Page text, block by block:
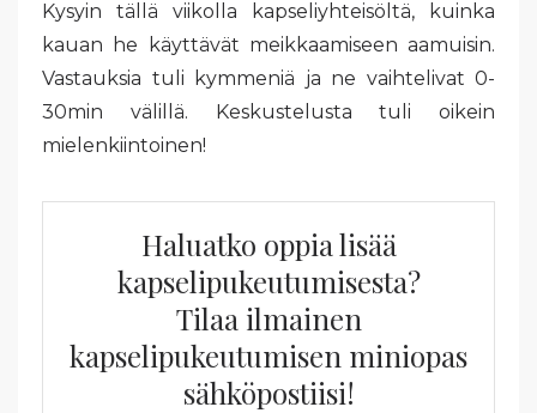
Kysyin tällä viikolla kapseliyhteisöltä, kuinka
kauan he käyttävät meikkaamiseen aamuisin.
Vastauksia tuli kymmeniä ja ne vaihtelivat 0-
30min välillä. Keskustelusta tuli oikein
mielenkiintoinen!
Haluatko oppia lisää
kapselipukeutumisesta?
Tilaa ilmainen
kapselipukeutumisen miniopas
sähköpostiisi!